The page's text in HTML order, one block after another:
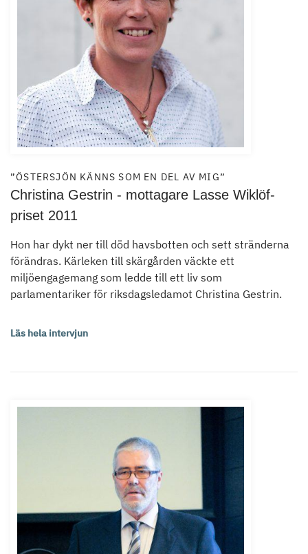
”ÖSTERSJÖN KÄNNS SOM EN DEL AV MIG”
Christina Gestrin - mottagare Lasse Wiklöf-
priset 2011
Hon har dykt ner till död havsbotten och sett stränderna
förändras. Kärleken till skärgården väckte ett
miljöengagemang som ledde till ett liv som
parlamentariker för riksdagsledamot Christina Gestrin.
Läs hela intervjun